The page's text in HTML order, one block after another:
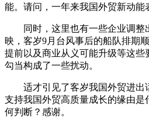
能。请问，一年来我国外贸新动能
同时，这里也有一些企业调整
映，客岁9月台风事后的船队排期
提前以及商业从义可能升级等这
勾当构成了一些扰动。
适才引见了客岁我国外贸进出
支持我国外贸高质量成长的缘由是
何判断？感谢。